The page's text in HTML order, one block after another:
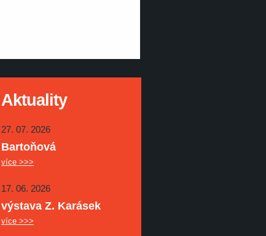
Aktuality
27. 07. 2026
Bartoňová
více >>>
17. 06. 2026
výstava Z. Karásek
více >>>